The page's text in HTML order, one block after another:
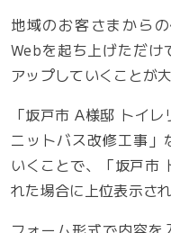
地域のお客さまから
Webを起ち上げただ
アップしていくことが大
「坂戸市 A様邸 トイ
ニットバス改修工事」
いくことで、「坂戸市
れた場合に上位表示さ